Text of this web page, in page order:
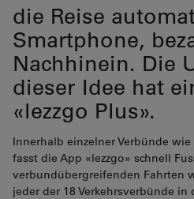
die Reise
Smartphone,
Nachhinein. Die
dieser Idee hat
«lezzgo Plus».
Innerhalb einzelner Verbünde
fasst die App «lezzgo» schnell
verbundübergreifenden Fahrten
jeder der 18 Verkehrsverbünde in